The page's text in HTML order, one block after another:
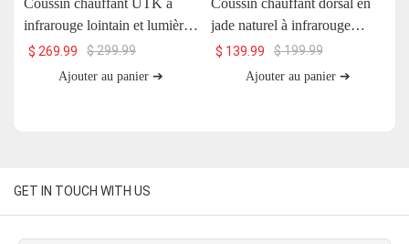
Coussin chauffant UTK à
infrarouge lointain et lumière
rouge avec pierre de jade et
aimants, 66 x 51 cm, H13T4
$ 269.99 $299.99
Ajouter au panier ➔
Coussin chauffant dorsal en
jade naturel à infrarouge
lointain UTK, H11S2
$ 139.99 $199.99
Ajouter au panier ➔
GET IN TOUCH WITH US